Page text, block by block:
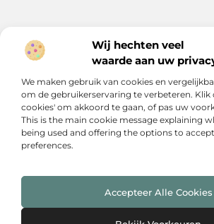
Wij hechten veel
waarde aan uw
We maken gebruik van cookies en
om de gebruikerservaring te verbeteren. Klik
cookies' om akkoord te gaan, of pas uw
This is the main cookie message explaining
being used and offering the options to
preferences.
Accepteer Alle Cookies
Onze informatie
Bericht categorie
Website index Cookiebeleid (EU)
@2025 www.webwopper.nl. All